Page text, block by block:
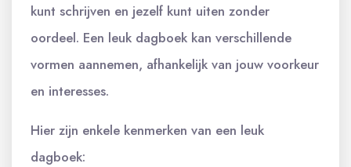
kunt schrijven en jezelf kunt uiten zonder
oordeel. Een leuk dagboek kan verschillende
vormen aannemen, afhankelijk van jouw voorkeur
en interesses.
Hier zijn enkele kenmerken van een leuk
dagboek: